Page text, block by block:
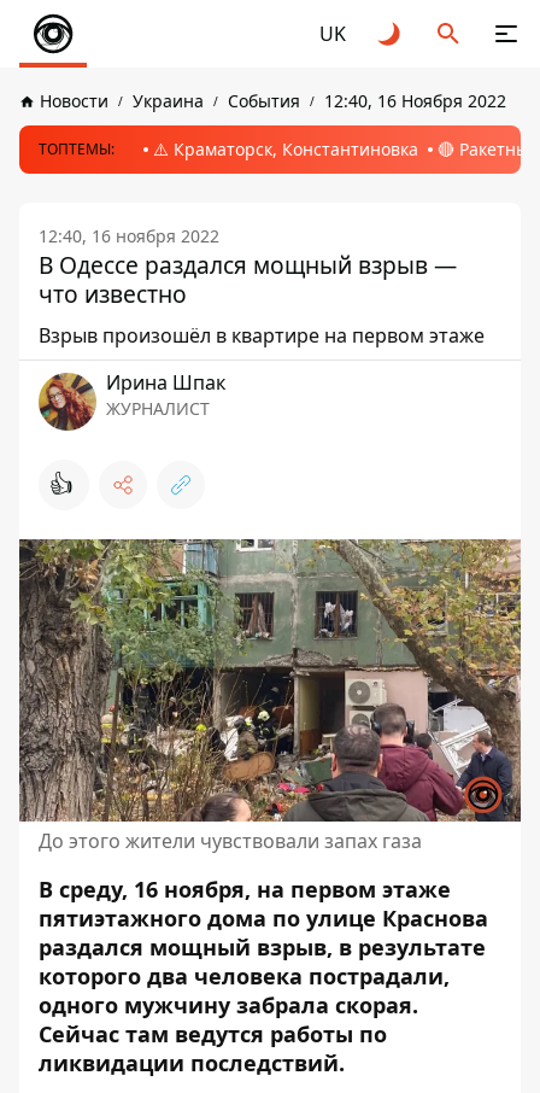
UK
Новости Украина События 12:40, 16 Ноября 2022
ТОПТЕМЫ: ⚠️ Краматорск, Константиновка 🔴
12:40, 16 ноября 2022
В Одессе раздался мощный взрыв —
что известно
Взрыв произошёл в квартире на первом этаже
Ирина Шпак
ЖУРНАЛИСТ
👍
До этого жители чувствовали запах газа
В среду, 16 ноября, на первом этаже
пятиэтажного дома по улице Краснова
раздался мощный взрыв, в результате
которого два человека пострадали,
одного мужчину забрала скорая.
Сейчас там ведутся работы по
ликвидации последствий.